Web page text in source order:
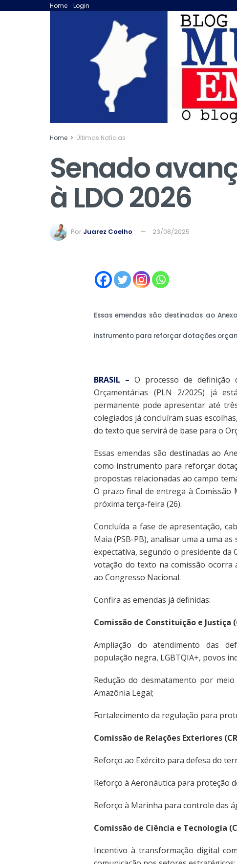
Home Login
Home Últimas Notícias
Senado
à LDO 2026
Por Juarez Coelho 23/08/2025
Essas emendas são destinadas ao
instrumento para reforçar dotações
BRASIL – O processo de
Orçamentárias (PLN 2/2025) já
permanente pode apresentar até
colegiados já concluíram suas
do texto que servirá de base para o
Essas emendas são destinadas ao
como instrumento para reforçar
propostas relacionadas ao campo
O prazo final de entrega à Comissão
próxima terça-feira (26).
Concluída a fase de apresentação,
Maia (PSB-PB), analisar uma a uma
expectativa, segundo o presidente da
votação do texto na comissão
ao Congresso Nacional.
Confira as emendas já definidas:
Comissão de Constituição e Justiça
Ampliação do atendimento das
população negra, LGBTQIA+, povos
Redução do desmatamento por
Amazônia Legal;
Fortalecimento da regulação para
Comissão de Relações Exteriores
Reforço ao Exército para defesa do
Reforço à Aeronáutica para proteção
Reforço à Marinha para controle das
Comissão de Ciência e Tecnologia
Incentivo à transformação digital